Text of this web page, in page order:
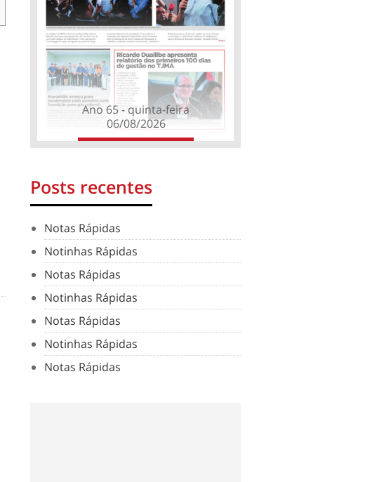
Ano 65 - quinta-feira
06/08/2026
Posts recentes
Notas Rápidas
Notinhas Rápidas
Notas Rápidas
Notinhas Rápidas
Notas Rápidas
Notinhas Rápidas
Notas Rápidas